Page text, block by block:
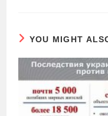
YOU MIGHT